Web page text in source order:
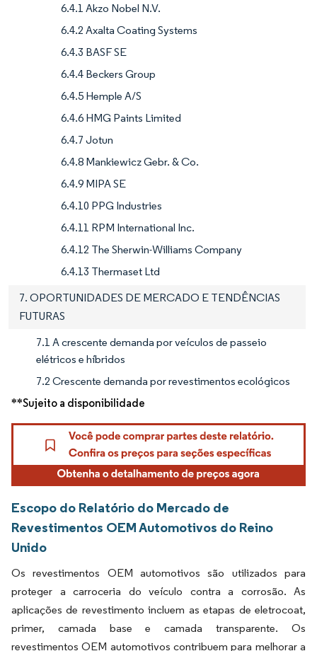
6.4.1 Akzo Nobel N.V.
6.4.2 Axalta Coating Systems
6.4.3 BASF SE
6.4.4 Beckers Group
6.4.5 Hemple A/S
6.4.6 HMG Paints Limited
6.4.7 Jotun
6.4.8 Mankiewicz Gebr. & Co.
6.4.9 MIPA SE
6.4.10 PPG Industries
6.4.11 RPM International Inc.
6.4.12 The Sherwin-Williams Company
6.4.13 Thermaset Ltd
7. OPORTUNIDADES DE MERCADO E TENDÊNCIAS
FUTURAS
7.1 A crescente demanda por veículos de passeio
elétricos e híbridos
7.2 Crescente demanda por revestimentos ecológicos
**Sujeito a disponibilidade
Escopo do Relatório do Mercado de
Revestimentos OEM Automotivos do Reino
Unido
Os revestimentos OEM automotivos são utilizados para
proteger a carroceria do veículo contra a corrosão. As
aplicações de revestimento incluem as etapas de eletrocoat,
primer, camada base e camada transparente. Os
revestimentos OEM automotivos contribuem para melhorar a